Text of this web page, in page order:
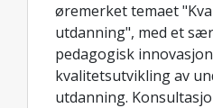
øremerket temaet
utdanning", med et
pedagogisk
kvalitetsutvikling av
utdanning.